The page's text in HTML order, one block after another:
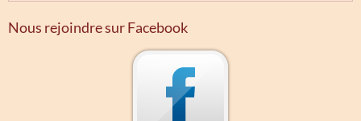
Nous rejoindre sur Facebook